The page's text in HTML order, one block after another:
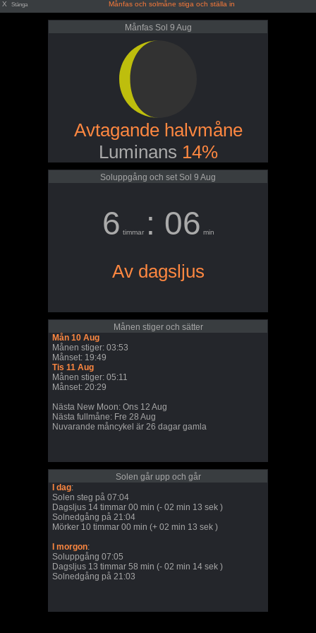
X Stänga Månfas och solmåne stiga och ställa in
Månfas Sol 9 Aug
Avtagande halvmåne
Luminans 14%
Soluppgång och set Sol 9 Aug
6 timmar : 06 min
Av dagsljus
Månen stiger och sätter
Mån 10 Aug
Månen stiger: 03:53
Månset: 19:49
Tis 11 Aug
Månen stiger: 05:11
Månset: 20:29
Nästa New Moon: Ons 12 Aug
Nästa fullmåne: Fre 28 Aug
Nuvarande måncykel är 26 dagar gamla
Solen går upp och går
I dag:
Solen steg på 07:04
Dagsljus 14 timmar 00 min (- 02 min 13 sek )
Solnedgång på 21:04
Mörker 10 timmar 00 min (+ 02 min 13 sek )
I morgon:
Soluppgång 07:05
Dagsljus 13 timmar 58 min (- 02 min 14 sek )
Solnedgång på 21:03